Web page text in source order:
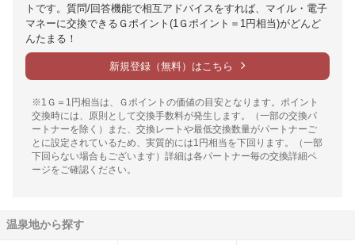
トです。質問/回答機能で相互アドバイスをすれば、マイル・電子
マネーに交換できるＧポイント(1Ｇポイント＝1円相当)がどんど
んたまる！
新規登録（無料）はこちら
※1Ｇ＝1円相当は、Ｇポイントの価値の目安となります。ポイント
交換時には、原則として交換手数料が発生します。（一部の交換パ
ートナーを除く）また、交換レートや最低交換数量がパートナーご
とに設定されているため、実質的には1円相当を下回ります。（一部
下回らない場合もございます）詳細は各パートナー毎の交換詳細ペ
ージをご確認ください。
温泉地から探す